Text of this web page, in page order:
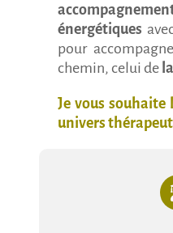
énergétiques
pour
chemin, celui de
Je vous
univers